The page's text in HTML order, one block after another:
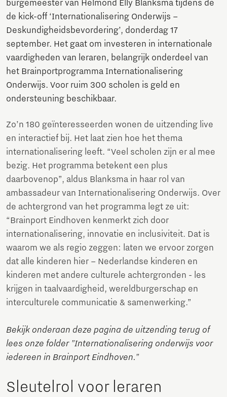
burgemeester van Helmond Elly Blanksma tijdens de
de kick-off ‘Internationalisering Onderwijs –
Deskundigheidsbevordering’, donderdag 17
september. Het gaat om investeren in internationale
vaardigheden van leraren, belangrijk onderdeel van
het Brainportprogramma Internationalisering
Onderwijs. Voor ruim 300 scholen is geld en
ondersteuning beschikbaar.
Zo’n 180 geïnteresseerden wonen de uitzending live
en interactief bij. Het laat zien hoe het thema
internationalisering leeft. “Veel scholen zijn er al mee
bezig. Het programma betekent een plus
daarbovenop”, aldus Blanksma in haar rol van
ambassadeur van Internationalisering Onderwijs. Over
de achtergrond van het programma legt ze uit:
“Brainport Eindhoven kenmerkt zich door
internationalisering, innovatie en inclusiviteit. Dat is
waarom we als regio zeggen: laten we ervoor zorgen
dat alle kinderen hier – Nederlandse kinderen en
kinderen met andere culturele achtergronden - les
krijgen in taalvaardigheid, wereldburgerschap en
interculturele communicatie & samenwerking.”
Bekijk onderaan deze pagina de uitzending terug of
lees onze folder "Internationalisering onderwijs voor
iedereen in Brainport Eindhoven."
Sleutelrol voor leraren